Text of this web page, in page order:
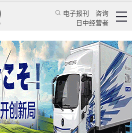
电子报刊
咨询
日中经营者
供应链
）代表取缔役社长魏成炳